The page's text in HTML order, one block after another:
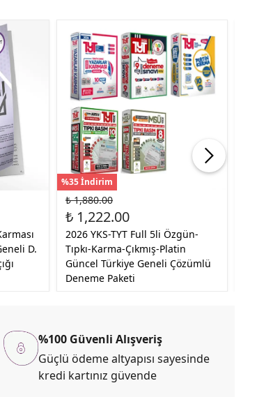
D.
%35 İndirim
₺ 1,880.00
₺ 1,222.00
2026 YKS-TYT Full 5li Özgün-
Tıpkı-Karma-Çıkmış-Platin
Güncel Türkiye Geneli Çözümlü
Deneme Paketi
%100 Güvenli Alışveriş
Güçlü ödeme altyapısı sayesinde
kredi kartınız güvende